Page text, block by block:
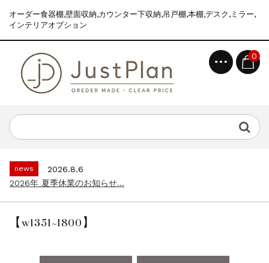
オーダー食器棚,壁面収納,カウンター下収納,吊戸棚,本棚,デスク,ミラー,
インテリアオプション
0
topics
2026.7.2
news
2026.8.6
2026年 夏季休業のお知らせ...
news
2026.8.6
2026.7.2
【w1351~1800】